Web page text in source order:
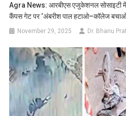
Agra News: आरबीएस एजुकेशनल सोसाइटी में
कैंपस गेट पर ‘अंबरीश पाल हटाओ–कॉलेज
November 29, 2025 Dr. Bhanu